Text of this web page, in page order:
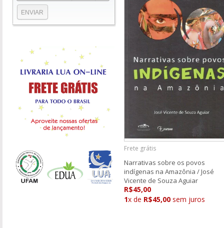
Frete grátis
Narrativas sobre os povos
indígenas na Amazônia / José
Vicente de Souza Aguiar
R$45,00
1x de R$45,00 sem juros